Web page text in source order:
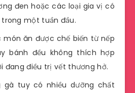
đen hoặc các loại gia vị có
một tuần đầu.
món ăn được chế biến từ nếp
bánh đều không thích hợp
đang điều trị vết thương hở.
gà tuy có nhiều dưỡng chất